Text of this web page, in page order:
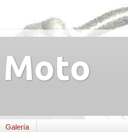
Galería